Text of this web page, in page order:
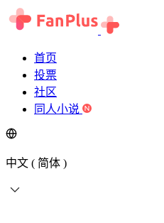
首页
投票
社区
同人小说
中文 ( 简体 )